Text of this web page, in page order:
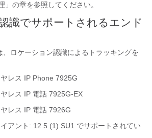
」の章を参照してください。
識でサポートされるエンド
、ロケーション認識によるトラッキングを
レス IP Phone 7925G
レス IP 電話 7925G-EX
レス IP 電話 7926G
アント: 12.5 (1) SU1 でサポートされてい